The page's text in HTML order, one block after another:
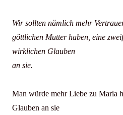
Wir sollten nämlich mehr
göttlichen Mutter haben, eine
wirklichen Glauben
an sie.
Man würde mehr Liebe zu Maria
Glauben an sie